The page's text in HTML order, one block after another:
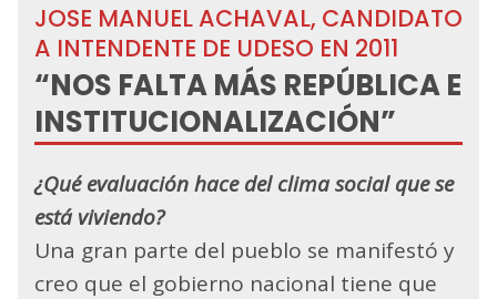
JOSE MANUEL ACHAVAL, CANDIDATO
A INTENDENTE DE UDESO EN 2011
“NOS FALTA MÁS REPÚBLICA E
INSTITUCIONALIZACIÓN”
¿Qué evaluación hace del clima social que se
está viviendo?
Una gran parte del pueblo se manifestó y
creo que el gobierno nacional tiene que